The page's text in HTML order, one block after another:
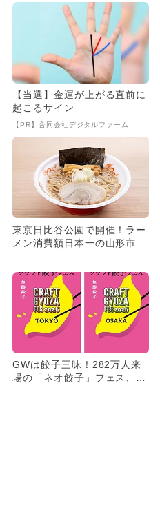
【当選】金運が上がる直前に
起こるサイン
【PR】合同会社デジタルファーム
東京日比谷公園で開催！ラー
メン消費額日本一の山形市が
GWは餃子三昧！282万人来
場の「ネオ餃子」フェス、東